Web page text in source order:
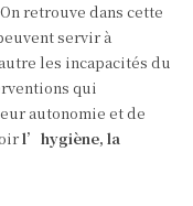
retrouve dans cette
servir à
les incapacités du
qui
autonomie et de
l’hygiène, la